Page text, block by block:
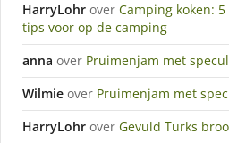
HarryLohr over Camping koken:
tips voor op de camping
anna over Pruimenjam met
Wilmie over Pruimenjam met
HarryLohr over Gevuld Turks